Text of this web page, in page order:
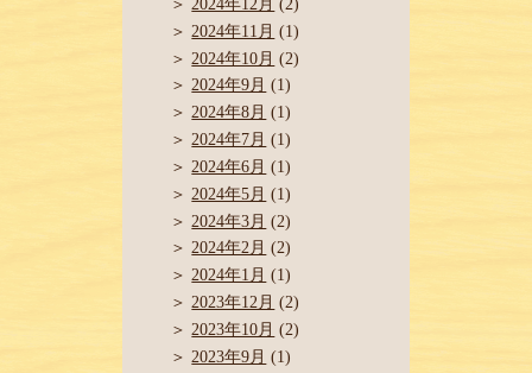
2024年12月 (2)
2024年11月 (1)
2024年10月 (2)
2024年9月 (1)
2024年8月 (1)
2024年7月 (1)
2024年6月 (1)
2024年5月 (1)
2024年3月 (2)
2024年2月 (2)
2024年1月 (1)
2023年12月 (2)
2023年10月 (2)
2023年9月 (1)